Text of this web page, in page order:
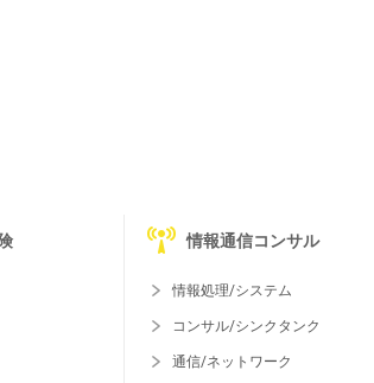
情報通信コンサル
情報処理/システム
コンサル/シンクタンク
通信/ネットワーク